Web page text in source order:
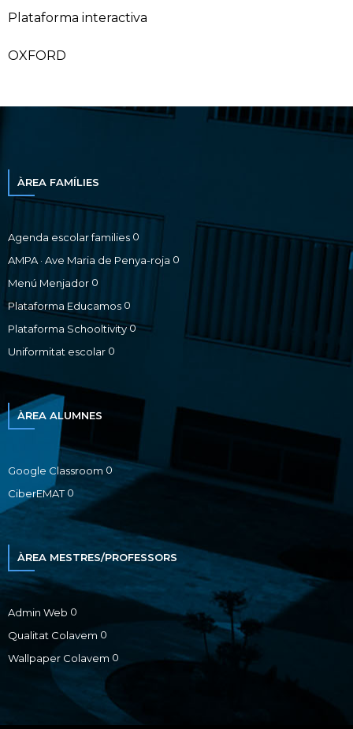
Plataforma interactiva
OXFORD
ÀREA FAMÍLIES
Agenda escolar families 0
AMPA · Ave Maria de Penya-roja 0
Menú Menjador 0
Plataforma Educamos 0
Plataforma Schooltivity0
Uniformitat escolar 0
ÀREA ALUMNES
Google Classroom 0
CiberEMAT0
ÀREA MESTRES/PROFESSORS
Admin Web 0
Qualitat Colavem 0
Wallpaper Colavem 0